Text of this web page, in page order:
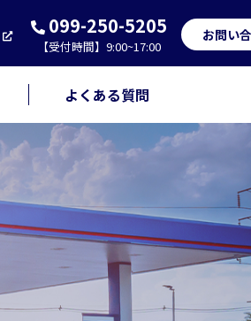
099-250-5205
【受付時間】9:00~17:00
お問い
よくある質問